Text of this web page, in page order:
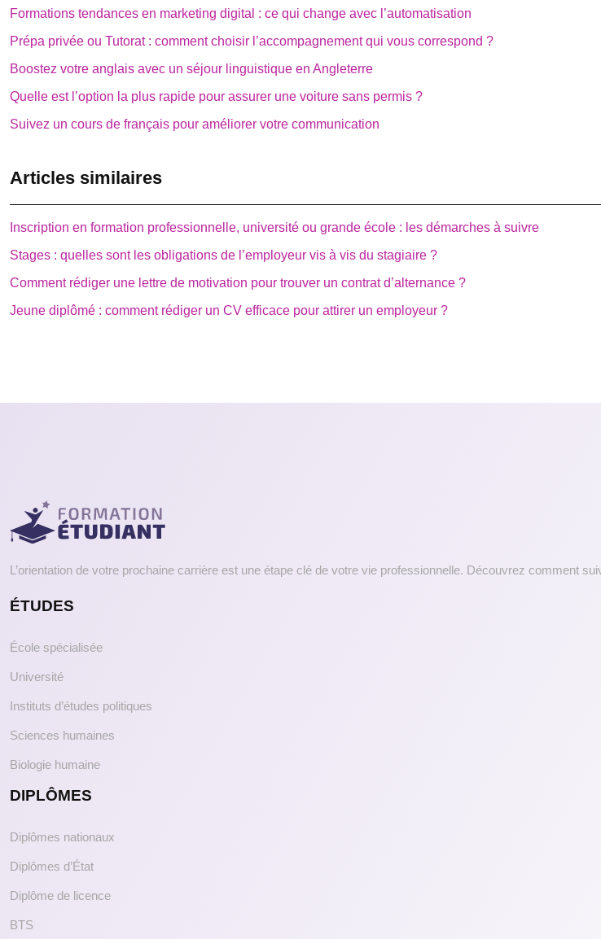
Formations tendances en marketing digital : ce qui change avec l’automatisation
Prépa privée ou Tutorat : comment choisir l’accompagnement qui vous correspond ?
Boostez votre anglais avec un séjour linguistique en Angleterre
Quelle est l’option la plus rapide pour assurer une voiture sans permis ?
Suivez un cours de français pour améliorer votre communication
Articles similaires
Inscription en formation professionnelle, université ou grande école : les démarches à suivre
Stages : quelles sont les obligations de l’employeur vis à vis du stagiaire ?
Comment rédiger une lettre de motivation pour trouver un contrat d’alternance ?
Jeune diplômé : comment rédiger un CV efficace pour attirer un employeur ?
L’orientation de votre prochaine carrière est une étape clé de votre vie professionnelle. Découvrez comment
ÉTUDES
École spécialisée
Université
Instituts d’études politiques
Sciences humaines
Biologie humaine
DIPLÔMES
Diplômes nationaux
Diplômes d’État
Diplôme de licence
BTS